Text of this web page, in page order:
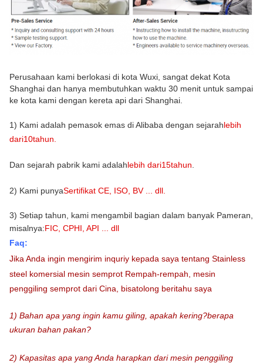
Perusahaan kami berlokasi di kota Wuxi, sangat dekat Kota
Shanghai dan hanya membutuhkan waktu 30 menit untuk sampai
ke kota kami dengan kereta api dari Shanghai.
1) Kami adalah pemasok emas di Alibaba dengan sejarahlebih
dari10tahun
Dan sejarah pabrik kami adalahlebih dari15tahun
2) Kami punyaSertifikat CE, ISO, BV ... dll.
3) Setiap tahun, kami mengambil bagian dalam banyak Pameran,
misalnya:FIC, CPHI, API ... dll
Faq:
Jika Anda ingin mengirim inquriy kepada saya tentang Stainless
steel komersial mesin semprot Rempah-rempah, mesin
penggiling semprot dari Cina , bisatolong beritahu saya
1) Bahan apa yang ingin kamu giling, apakah kering?berapa
ukuran bahan pakan?
2) Kapasitas apa yang Anda harapkan dari mesin penggiling